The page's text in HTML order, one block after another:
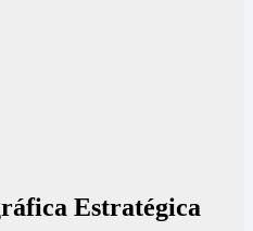
Estratégica